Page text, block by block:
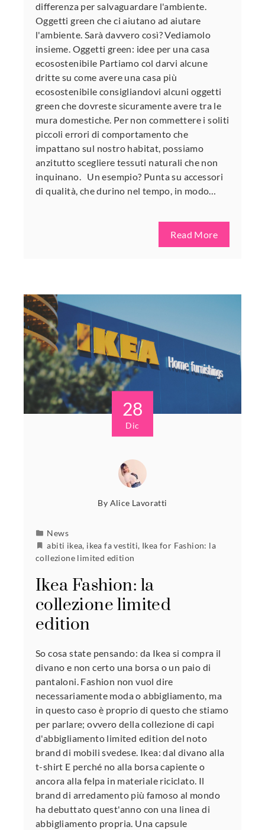
differenza per salvaguardare l'ambiente.
Oggetti green che ci aiutano ad aiutare
l'ambiente. Sarà davvero così? Vediamolo
insieme. Oggetti green: idee per una casa
ecosostenibile Partiamo col darvi alcune
dritte su come avere una casa più
ecosostenibile consigliandovi alcuni oggetti
green che dovreste sicuramente avere tra le
mura domestiche. Per non commettere i soliti
piccoli errori di comportamento che
impattano sul nostro habitat, possiamo
anzitutto scegliere tessuti naturali che non
inquinano. Un esempio? Punta su accessori
di qualità, che durino nel tempo, in modo…
Read More
28
Dic
By Alice Lavoratti
News
abiti ikea, ikea fa vestiti, Ikea for Fashion: la
collezione limited edition
Ikea Fashion: la
collezione limited
edition
So cosa state pensando: da Ikea si compra il
divano e non certo una borsa o un paio di
pantaloni. Fashion non vuol dire
necessariamente moda o abbigliamento, ma
in questo caso è proprio di questo che stiamo
per parlare; ovvero della collezione di capi
d'abbigliamento limited edition del noto
brand di mobili svedese. Ikea: dal divano alla
t-shirt E perché no alla borsa capiente o
ancora alla felpa in materiale riciclato. Il
brand di arredamento più famoso al mondo
ha debuttato quest'anno con una linea di
abbigliamento propria. Una capsule